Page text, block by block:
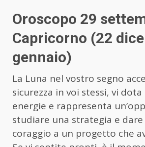
Oroscopo 29
Capricorno (22
gennaio)
La Luna nel vostro segno
sicurezza in voi stessi, vi
energie e rappresenta
studiare una strategia e dare
coraggio a un progetto che